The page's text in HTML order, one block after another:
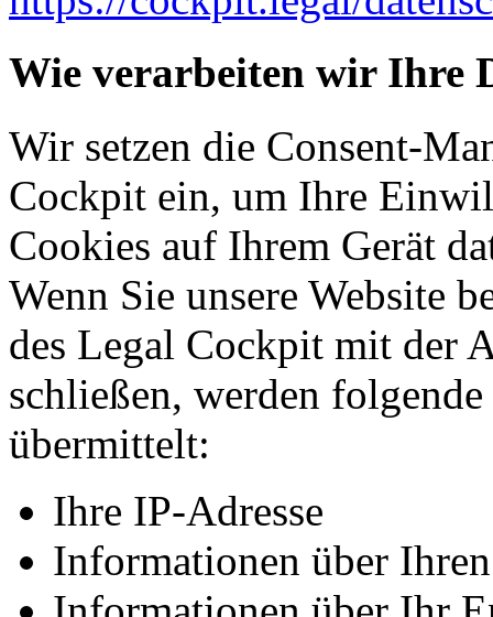
Wie verarbeiten wir Ihre
Wir setzen die Consent-
Cockpit ein, um Ihre
Cookies auf Ihrem Gerät
Wenn Sie unsere Website
des Legal Cockpit mit der
schließen, werden
übermittelt:
Ihre IP-Adresse
Informationen über